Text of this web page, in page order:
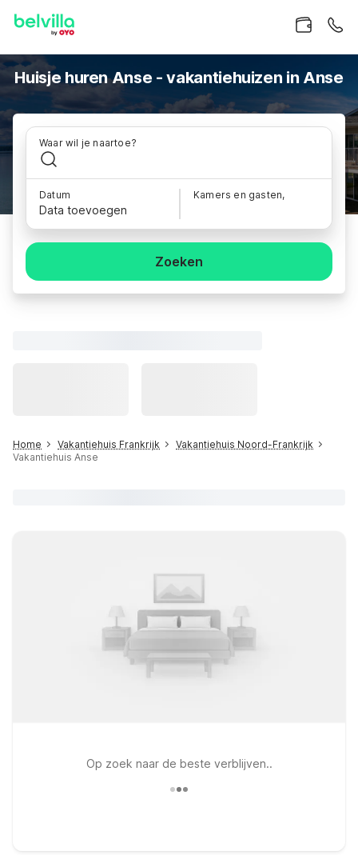
Huisje huren Anse - vakantiehuizen in Anse
Waar wil je naartoe?
Datum
Data toevoegen
Kamers en gasten,
Zoeken
Home Vakantiehuis Frankrijk
Vakantiehuis Noord-Frankrijk
Vakantiehuis Anse
Op zoek naar de beste verblijven..